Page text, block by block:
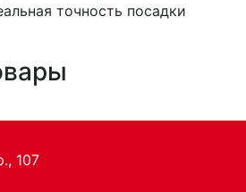
точность посадки
107